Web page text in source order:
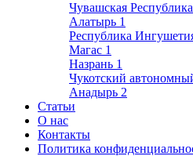
Чувашская Республика
Алатырь 1
Республика
Магас 1
Назрань 1
Чукотский
Анадырь 2
Статьи
О нас
Контакты
Политика